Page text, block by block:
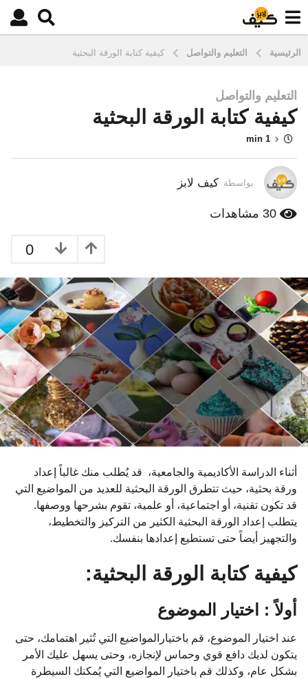
الرئيسية التعليم والتواصل كيفية كتابة الورقة البحثية
9
س
ت
م
ن
ن
و
ا
ت
م
ن
ذ
التعليم والتواصل
كيفية كتابة الورقة البحثية
1 min
بواسطة كيف لابز
30 مشاهدات
0
أثناء الدراسة الأكاديمية والجامعية، قد يُطلب منك غالباً إعداد
ورقة بحثية، حيث تتطرق الورقة البحثية للعديد من المواضيع التي
قد تكون تقنية، أو اجتماعية، أو علمية، تقوم بشرحها ووصفها.
يتطلب إعداد الورقة البحثية الكثير من التركيز والتخطيط،
والتجهيز أيضاً حتى تستطيع إعدادها بنفسك.
كيفية كتابة الورقة البحثية:
أولاً : اختيار الموضوع
عند اختيار الموضوع، قم باختيارالمواضيع التي تُثير اهتمامك، حتى
يتكون لديك دافع قوي وحماس لإنجازه، وحتى يسهل عليك الأمر
بشكل عام، وكذلك قم باختيار المواضيع التي يُمكنك السيطرة